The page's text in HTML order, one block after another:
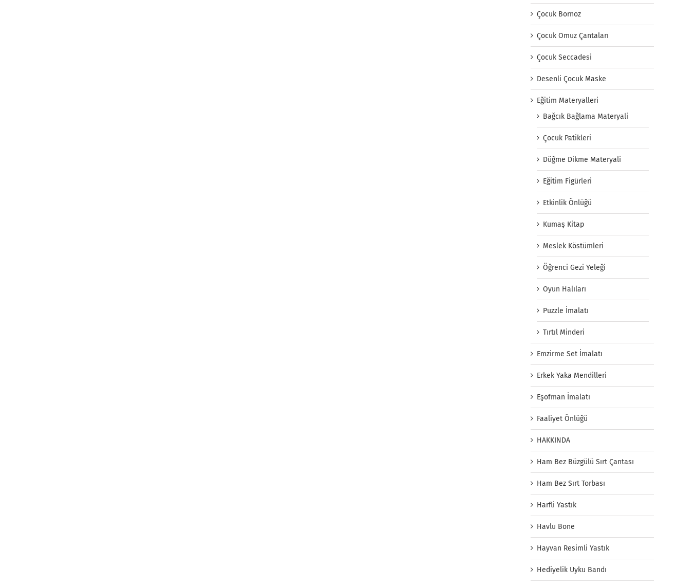
Çocuk Bornoz
Çocuk Omuz Çantaları
Çocuk Seccadesi
Desenli Çocuk Maske
Eğitim Materyalleri
Bağcık Bağlama Materyali
Çocuk Patikleri
Düğme Dikme Materyali
Eğitim Figürleri
Etkinlik Önlüğü
Kumaş Kitap
Meslek Köstümleri
Öğrenci Gezi Yeleği
Oyun Halıları
Puzzle İmalatı
Tırtıl Minderi
Emzirme Set İmalatı
Erkek Yaka Mendilleri
Eşofman İmalatı
Faaliyet Önlüğü
HAKKINDA
Ham Bez Büzgülü Sırt Çantası
Ham Bez Sırt Torbası
Harfli Yastık
Havlu Bone
Hayvan Resimli Yastık
Hediyelik Uyku Bandı